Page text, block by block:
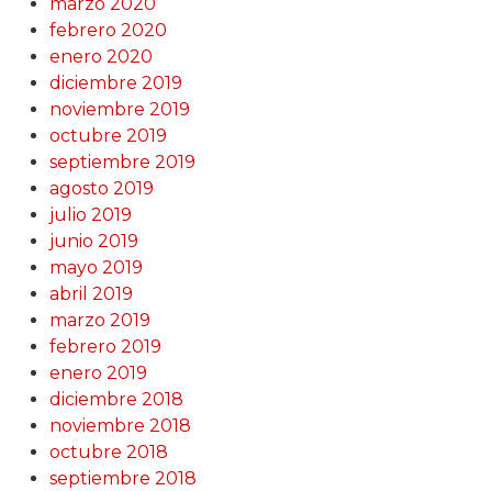
marzo 2020
febrero 2020
enero 2020
diciembre 2019
noviembre 2019
octubre 2019
septiembre 2019
agosto 2019
julio 2019
junio 2019
mayo 2019
abril 2019
marzo 2019
febrero 2019
enero 2019
diciembre 2018
noviembre 2018
octubre 2018
septiembre 2018